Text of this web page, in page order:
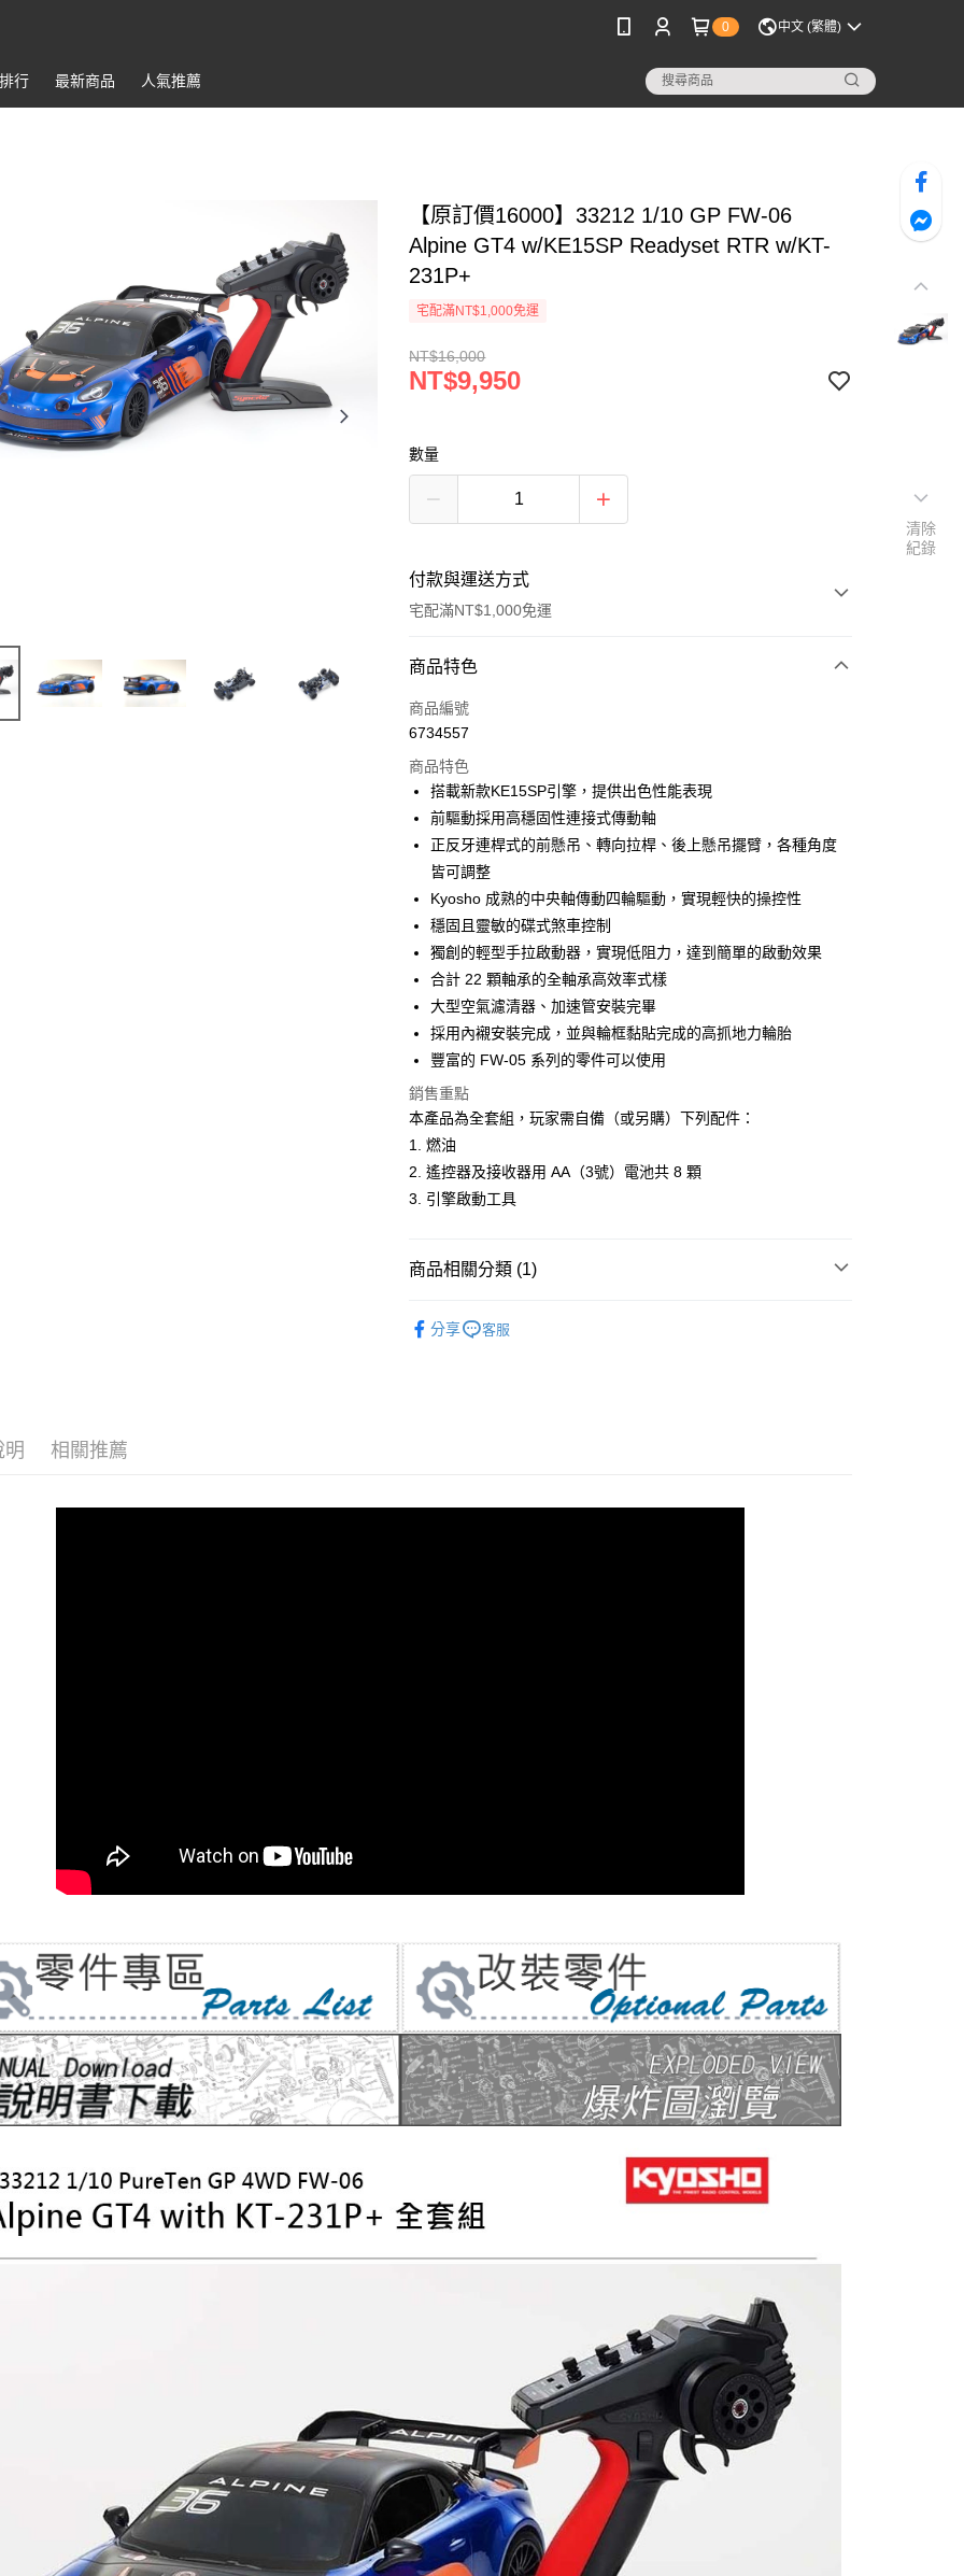
0 中文 (繁體)
行 最新商品 人氣推薦
【原訂價16000】33212 1/10 GP FW-06
Alpine GT4 w/KE15SP Readyset RTR w/KT-
231P+
宅配滿NT$1,000免運
NT$16,000
NT$9,950
數量
付款與運送方式
宅配滿NT$1,000免運
付款方式
信用卡一次付款
3 期 0 利率 每期 NT$3,316
合作金庫商業銀行
第一商業銀行
華南商業銀行
彰化商業銀行
國泰世華商業銀行
臺灣中小企業銀行
台中商業銀行
匯豐（台灣）商業銀行
聯邦商業銀行
遠東國際商業銀行
元大商業銀行
永豐商業銀行
台新國際商業銀行
台灣樂天信用卡公司
6 期 0 利率 每期NT$1,658
合作金庫商業銀行
第一商業銀行
華南商業銀行
上海商業儲蓄銀行
台北富邦商業銀行
臺灣中小企業銀行
匯豐（台灣）商業銀行
華泰商業銀行
聯邦商業銀行
遠東國際商業銀行
元大商業銀行
永豐商業銀行
玉山商業銀行
星展（台灣）商業銀行
台灣樂天信用卡公司
LINE Pay
Apple Pay
街口支付
悠遊付
Google Pay
全盈+PAY
ATM付款
郵局
新竹物流
商品特色
商品編號
6734557
商品特色
搭載新款KE15SP引擎，提供出色性能表現
前驅動採用高穩固性連接式傳動軸
正反牙連桿式的前懸吊、轉向拉桿、後上懸吊擺臂，各種角度
皆可調整
Kyosho 成熟的中央軸傳動四輪驅動，實現輕快的操控性
穩固且靈敏的碟式煞車控制
獨創的輕型手拉啟動器，實現低阻力，達到簡單的啟動效果
合計 22 顆軸承的全軸承高效率式樣
大型空氣濾清器、加速管安裝完畢
採用內襯安裝完成，並與輪框黏貼完成的高抓地力輪胎
豐富的 FW-05 系列的零件可以使用
銷售重點
本產品為全套組，玩家需自備（或另購）下列配件：
1. 燃油
2. 遙控器及接收器用 AA（3號）電池共 8 顆
3. 引擎啟動工具
商品相關分類 (1)
分享
客服
明 相關推薦
清除
紀錄